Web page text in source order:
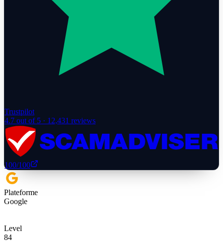
Trustpilot
4.7 out of 5 · 12,431 reviews
100/100
Plateforme
Google
Level
84